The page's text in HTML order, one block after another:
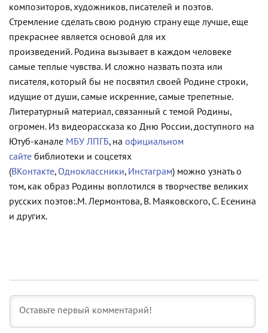
композиторов, художников, писателей и поэтов.
Стремление сделать свою родную страну еще лучше, еще
прекраснее является основой для их
произведений. Родина вызывает в каждом человеке
самые теплые чувства. И сложно назвать поэта или
писателя, который бы не посвятил своей Родине строки,
идущие от души, самые искренние, самые трепетные.
Литературный материал, связанный с темой Родины,
огромен. Из видеорассказа ко Дню России, доступного на
Ютуб-канале МБУ ЛПГБ, на официальном
сайте библиотеки и соцсетях
(ВКонтакте, Одноклассники, Инстаграм) можно узнать о
том, как образ Родины воплотился в творчестве великих
русских поэтов:.М. Лермонтова, В. Маяковского, С. Есенина
и других.